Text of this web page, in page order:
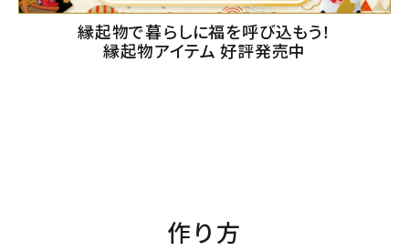
縁起物で暮らしに福を呼び込もう！
縁起物アイテム 好評発売中
作り方